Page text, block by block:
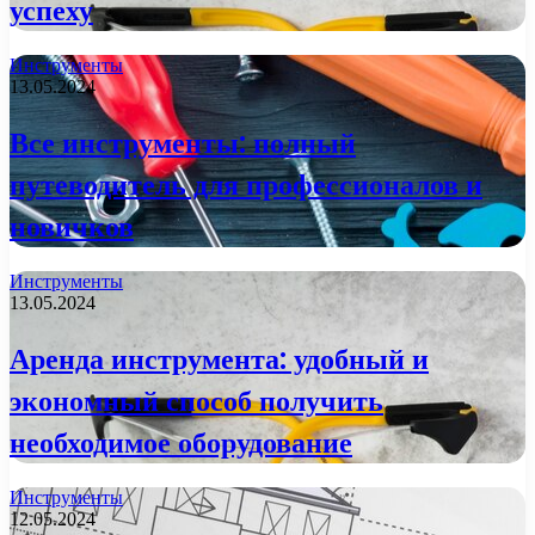
успеху
Инструменты
13.05.2024
Все инструменты: полный
путеводитель для профессионалов и
новичков
Инструменты
13.05.2024
Аренда инструмента: удобный и
экономный способ получить
необходимое оборудование
Инструменты
12.05.2024